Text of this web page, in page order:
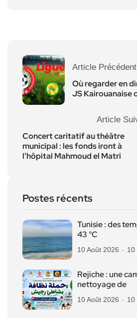
Article Précédent
Où regarder en
JS Kairouanaise
Article
Concert caritatif au théâtre
municipal : les fonds iront à
l’hôpital Mahmoud el Matri
Postes récents
Tunisie : des
43 °C
10 Août 2026 10
Rejiche : une
nettoyage de
10 Août 2026 10